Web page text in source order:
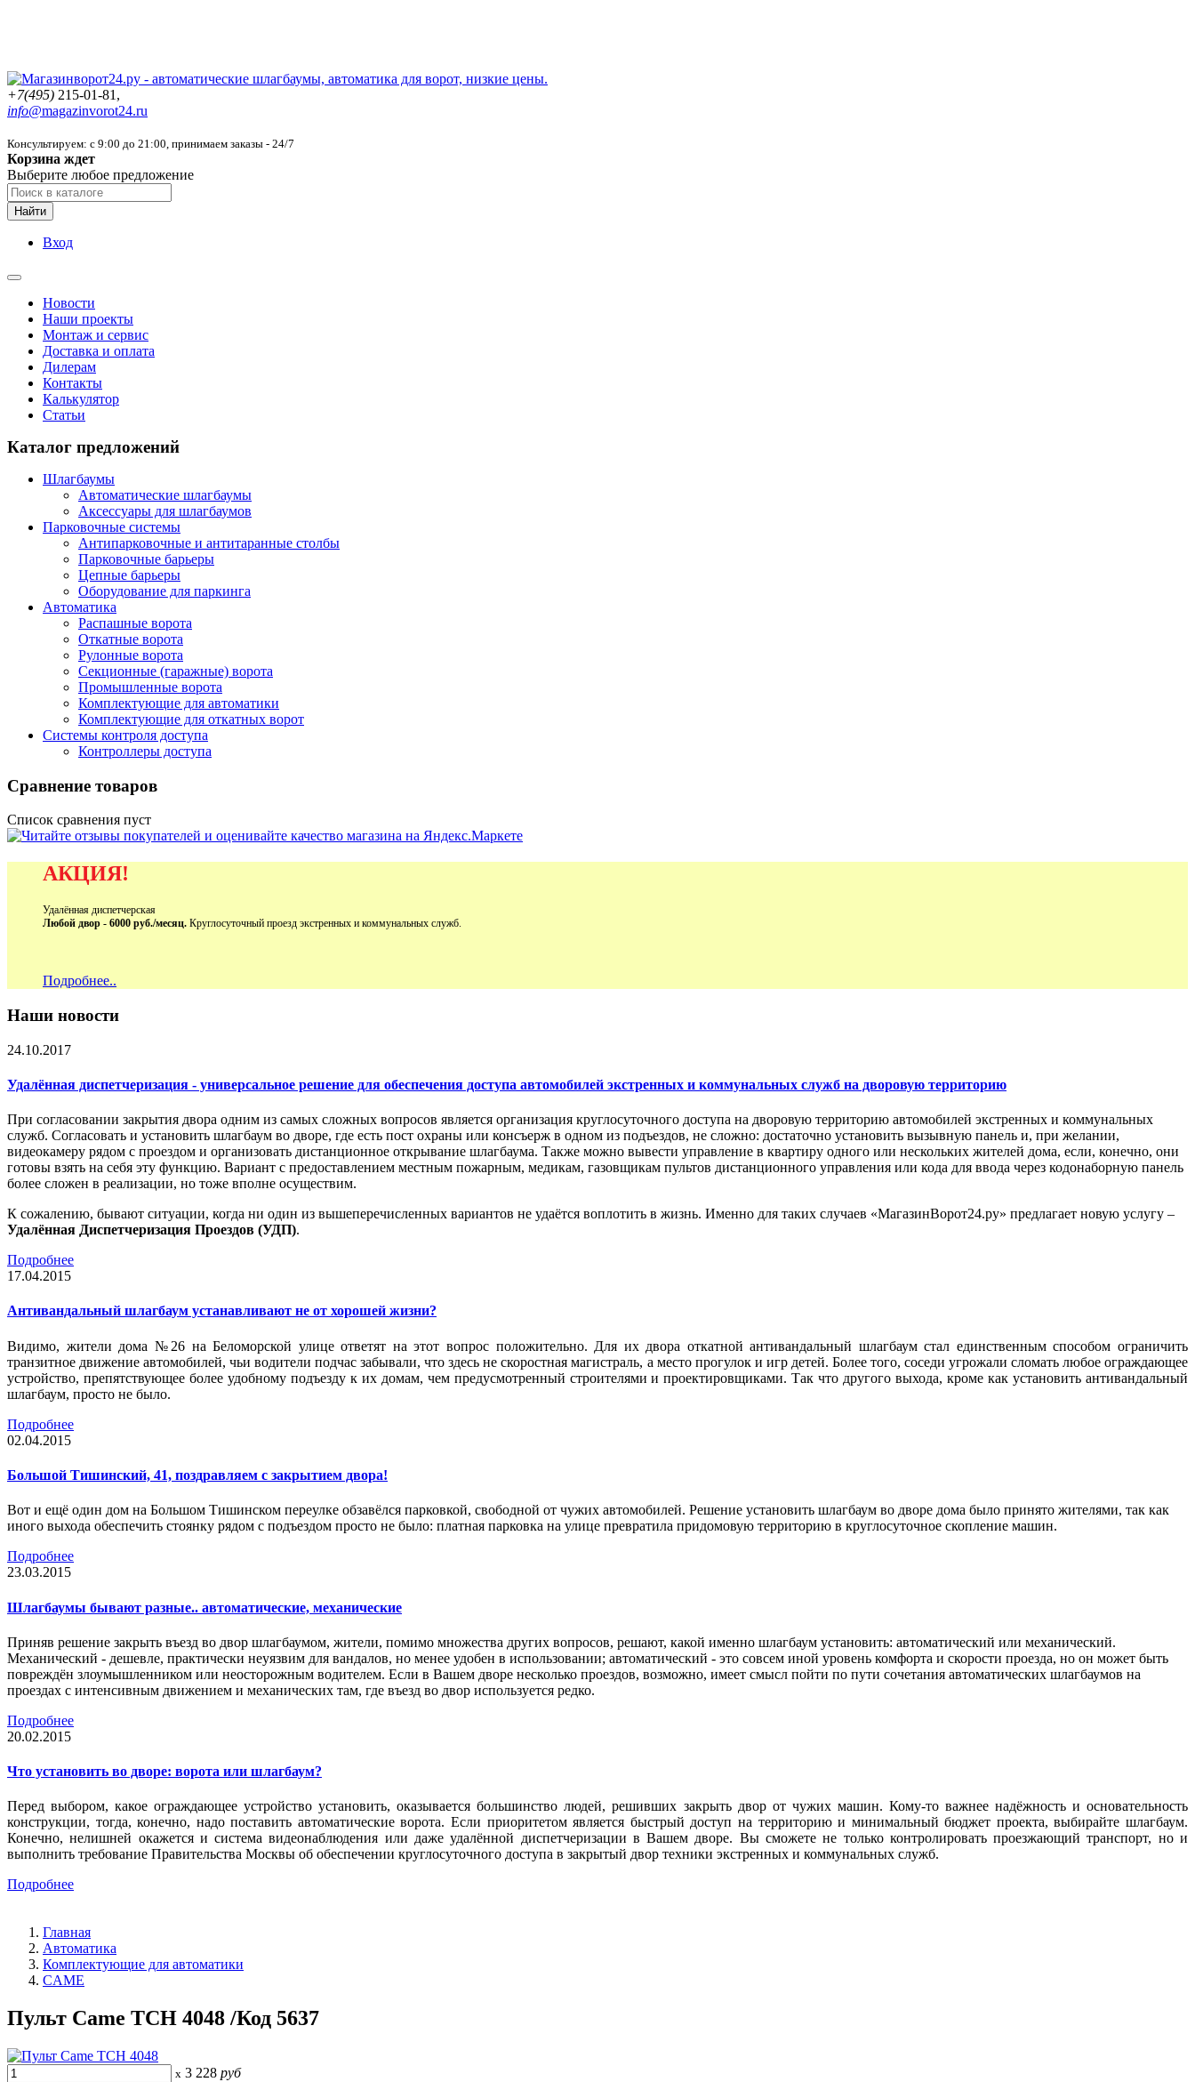
+7(495) 215-01-81,
info@magazinvorot24.ru
Консультируем: с 9:00 до 21:00, принимаем заказы - 24/7
Корзина ждет
Выберите любое предложение
Найти
Вход
Новости
Наши проекты
Монтаж и сервис
Доставка и оплата
Дилерам
Контакты
Калькулятор
Статьи
Каталог предложений
Шлагбаумы
Автоматические шлагбаумы
Аксессуары для шлагбаумов
Парковочные системы
Антипарковочные и антитаранные столбы
Парковочные барьеры
Цепные барьеры
Оборудование для паркинга
Автоматика
Распашные ворота
Откатные ворота
Рулонные ворота
Секционные (гаражные) ворота
Промышленные ворота
Комплектующие для автоматики
Комплектующие для откатных ворот
Системы контроля доступа
Контроллеры доступа
Сравнение товаров
Список сравнения пуст
АКЦИЯ!
Удалённая диспетчерская
Любой двор - 6000 руб./месяц. Круглосуточный проезд экстренных и коммунальных служб.
Подробнее..
Наши новости
24.10.2017
Удалённая диспетчеризация - универсальное решение для обеспечения доступа автомобилей экстренных и коммунальных служб на дворовую территорию
При согласовании закрытия двора одним из самых сложных вопросов является организация круглосуточного доступа на дворовую территорию автомобилей экстренных и коммунальных
служб. Согласовать и установить шлагбаум во дворе, где есть пост охраны или консъерж в одном из подъездов, не сложно: достаточно установить вызывную панель и, при желании,
видеокамеру рядом с проездом и организовать дистанционное открывание шлагбаума. Также можно вывести управление в квартиру одного или нескольких жителей дома, если, конечно, они
готовы взять на себя эту функцию. Вариант с предоставлением местным пожарным, медикам, газовщикам пультов дистанционного управления или кода для ввода через кодонаборную панель
более сложен в реализации, но тоже вполне осуществим.
К сожалению, бывают ситуации, когда ни один из вышеперечисленных вариантов не удаётся воплотить в жизнь. Именно для таких случаев «МагазинВорот24.ру» предлагает новую услугу –
Удалённая Диспетчеризация Проездов (УДП).
Подробнее
17.04.2015
Антивандальный шлагбаум устанавливают не от хорошей жизни?
Видимо, жители дома №26 на Беломорской улице ответят на этот вопрос положительно. Для их двора откатной антивандальный шлагбаум стал единственным способом ограничить
транзитное движение автомобилей, чьи водители подчас забывали, что здесь не скоростная магистраль, а место прогулок и игр детей. Более того, соседи угрожали сломать любое ограждающее
устройство, препятствующее более удобному подъезду к их домам, чем предусмотренный строителями и проектировщиками. Так что другого выхода, кроме как установить антивандальный
шлагбаум, просто не было.
Подробнее
02.04.2015
Большой Тишинский, 41, поздравляем с закрытием двора!
Вот и ещё один дом на Большом Тишинском переулке обзавёлся парковкой, свободной от чужих автомобилей. Решение установить шлагбаум во дворе дома было принято жителями, так как
иного выхода обеспечить стоянку рядом с подъездом просто не было: платная парковка на улице превратила придомовую территорию в круглосуточное скопление машин.
Подробнее
23.03.2015
Шлагбаумы бывают разные.. автоматические, механические
Приняв решение закрыть въезд во двор шлагбаумом, жители, помимо множества других вопросов, решают, какой именно шлагбаум установить: автоматический или механический.
Механический - дешевле, практически неуязвим для вандалов, но менее удобен в использовании; автоматический - это совсем иной уровень комфорта и скорости проезда, но он может быть
повреждён злоумышленником или неосторожным водителем. Если в Вашем дворе несколько проездов, возможно, имеет смысл пойти по пути сочетания автоматических шлагбаумов на
проездах с интенсивным движением и механических там, где въезд во двор используется редко.
Подробнее
20.02.2015
Что установить во дворе: ворота или шлагбаум?
Перед выбором, какое ограждающее устройство установить, оказывается большинство людей, решивших закрыть двор от чужих машин. Кому-то важнее надёжность и основательность
конструкции, тогда, конечно, надо поставить автоматические ворота. Если приоритетом является быстрый доступ на территорию и минимальный бюджет проекта, выбирайте шлагбаум.
Конечно, нелишней окажется и система видеонаблюдения или даже удалённой диспетчеризации в Вашем дворе. Вы сможете не только контролировать проезжающий транспорт, но и
выполнить требование Правительства Москвы об обеспечении круглосуточного доступа в закрытый двор техники экстренных и коммунальных служб.
Подробнее
Главная
Автоматика
Комплектующие для автоматики
CAME
Пульт Came TCH 4048 /Код 5637
x 3 228 руб